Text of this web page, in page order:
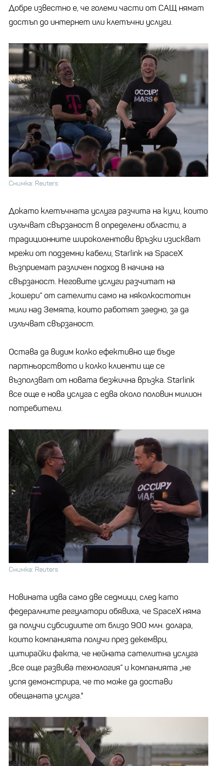
Добре известно е, че големи части от САЩ нямат
достъп до интернет или клетъчни услуги.
Снимка: Reuters
Докато клетъчната услуга разчита на кули, които
излъчват свързаност в определени области, а
традиционните широколентови връзки изискват
мрежи от подземни кабели, Starlink на SpaceX
възприемат различен подход в начина на
свързаност. Неговите услуги разчитат на
„кошери“ от сателити само на няколкостотин
мили над Земята, които работят заедно, за да
излъчват свързаност.
Остава да видим колко ефективно ще бъде
партньорството и колко клиенти ще се
възползват от новата безжична връзка. Starlink
все още е нова услуга с едва около половин милион
потребители.
Снимка: Reuters
Новината идва само две седмици, след като
федералните регулатори обявиха, че SpaceX няма
да получи субсидиите от близо 900 млн. долара,
които компанията получи през декември,
цитирайки факта, че нейната сателитна услуга
„все още развива технология“ и компанията „не
успя демонстрира, че то може да достави
обещаната услуга."